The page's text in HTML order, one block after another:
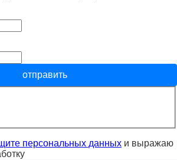
отправить
персональных данных и выражаю